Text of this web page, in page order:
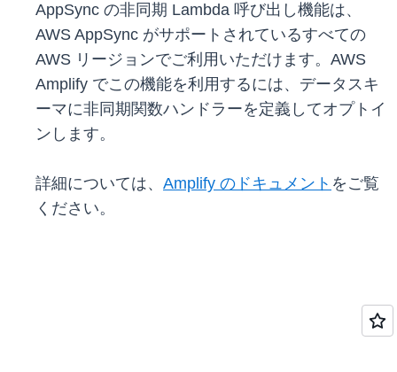
AppSync の非同期 Lambda 呼び出し機能は、
AWS AppSync がサポートされているすべての
AWS リージョンでご利用いただけます。AWS
Amplify でこの機能を利用するには、データスキ
ーマに非同期関数ハンドラーを定義してオプトイ
ンします。
詳細については、 Amplify のドキュメント をご覧
ください。